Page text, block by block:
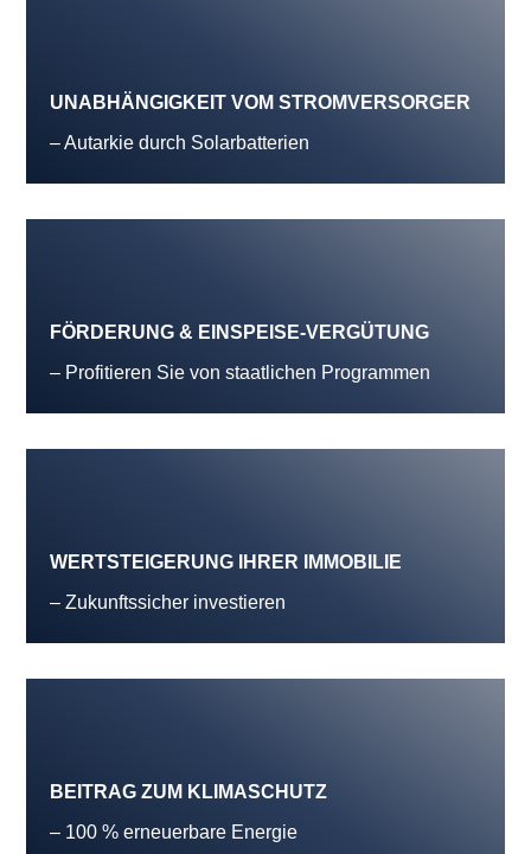
UNABHÄNGIGKEIT VOM STROMVERSORGER
– Autarkie durch Solarbatterien
FÖRDERUNG & EINSPEISE-VERGÜTUNG
– Profitieren Sie von staatlichen Programmen
WERTSTEIGERUNG IHRER IMMOBILIE
– Zukunftssicher investieren
BEITRAG ZUM KLIMASCHUTZ
– 100 % erneuerbare Energie